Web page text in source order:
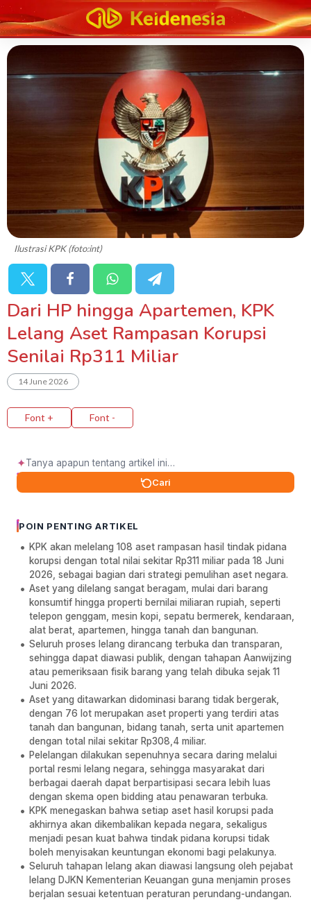
Ilustrasi KPK (foto:int)
Dari HP hingga Apartemen, KPK
Lelang Aset Rampasan Korupsi
Senilai Rp311 Miliar
14 June 2026
Font + Font -
✦
Cari
POIN PENTING ARTIKEL
KPK akan melelang 108 aset rampasan hasil tindak pidana
korupsi dengan total nilai sekitar Rp311 miliar pada 18 Juni
2026, sebagai bagian dari strategi pemulihan aset negara.
Aset yang dilelang sangat beragam, mulai dari barang
konsumtif hingga properti bernilai miliaran rupiah, seperti
telepon genggam, mesin kopi, sepatu bermerek, kendaraan,
alat berat, apartemen, hingga tanah dan bangunan.
Seluruh proses lelang dirancang terbuka dan transparan,
sehingga dapat diawasi publik, dengan tahapan Aanwijzing
atau pemeriksaan fisik barang yang telah dibuka sejak 11
Juni 2026.
Aset yang ditawarkan didominasi barang tidak bergerak,
dengan 76 lot merupakan aset properti yang terdiri atas
tanah dan bangunan, bidang tanah, serta unit apartemen
dengan total nilai sekitar Rp308,4 miliar.
Pelelangan dilakukan sepenuhnya secara daring melalui
portal resmi lelang negara, sehingga masyarakat dari
berbagai daerah dapat berpartisipasi secara lebih luas
dengan skema open bidding atau penawaran terbuka.
KPK menegaskan bahwa setiap aset hasil korupsi pada
akhirnya akan dikembalikan kepada negara, sekaligus
menjadi pesan kuat bahwa tindak pidana korupsi tidak
boleh menyisakan keuntungan ekonomi bagi pelakunya.
Seluruh tahapan lelang akan diawasi langsung oleh pejabat
lelang DJKN Kementerian Keuangan guna menjamin proses
berjalan sesuai ketentuan peraturan perundang-undangan.